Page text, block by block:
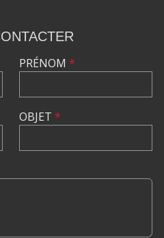
PRÉNOM *
OBJET *